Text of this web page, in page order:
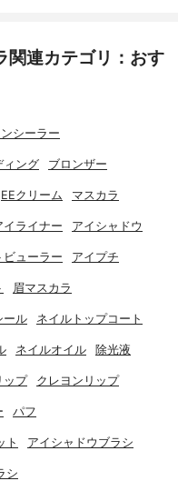
関連カテゴリ：おす
ンシーラー
ィング ブロンザー
EEクリーム マスカラ
イライナー アイシャドウ
ビューラー アイプチ
眉マスカラ
ール ネイルトップコート
ネイルオイル 除光液
ップ クレヨンリップ
パフ
ト アイシャドウブラシ
シ